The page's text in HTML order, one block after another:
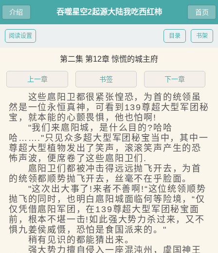
介绍 首页
吞噬星空2起源大陆我吃西红柿
书架
目录
阅读设置
第二集 第12章 惊慌的城主府
上一章 书签 下一章
这些扈阳卫都很紧张惶恐，为首的统领虽
然是一位永恒真神，可看到139尊超大型军团秘
宝，就本能的心颤畏惧，他也怕啊!
"我们来扈阳城，是什么目的?哈哈
哈……."只见众多超大型军团秘宝当中，其中一
尊超大型植物发出了笑声，滚滚笑声产生的恐
怖声波，便席卷了这些扈阳卫们.
扈阳卫们都被冲击得远远抛飞开去，为首
的统领都顺势抛飞开去，丝毫不在乎脸面。
"这次出大事了!来者不善啊!“这位统领顺势
抛飞的同时，也明白扈阳城面临何等险境，“仅
仅凭借扈阳军团，在139尊超大型军团秘宝面
前，根本不堪一击!如此强大势力杀过来，又不
惧九姜侯威慑，恐怕是食国派来的。"
稍有见识的都能猜出来。
强大势力擅自侵入一座混沌州，虞国神王